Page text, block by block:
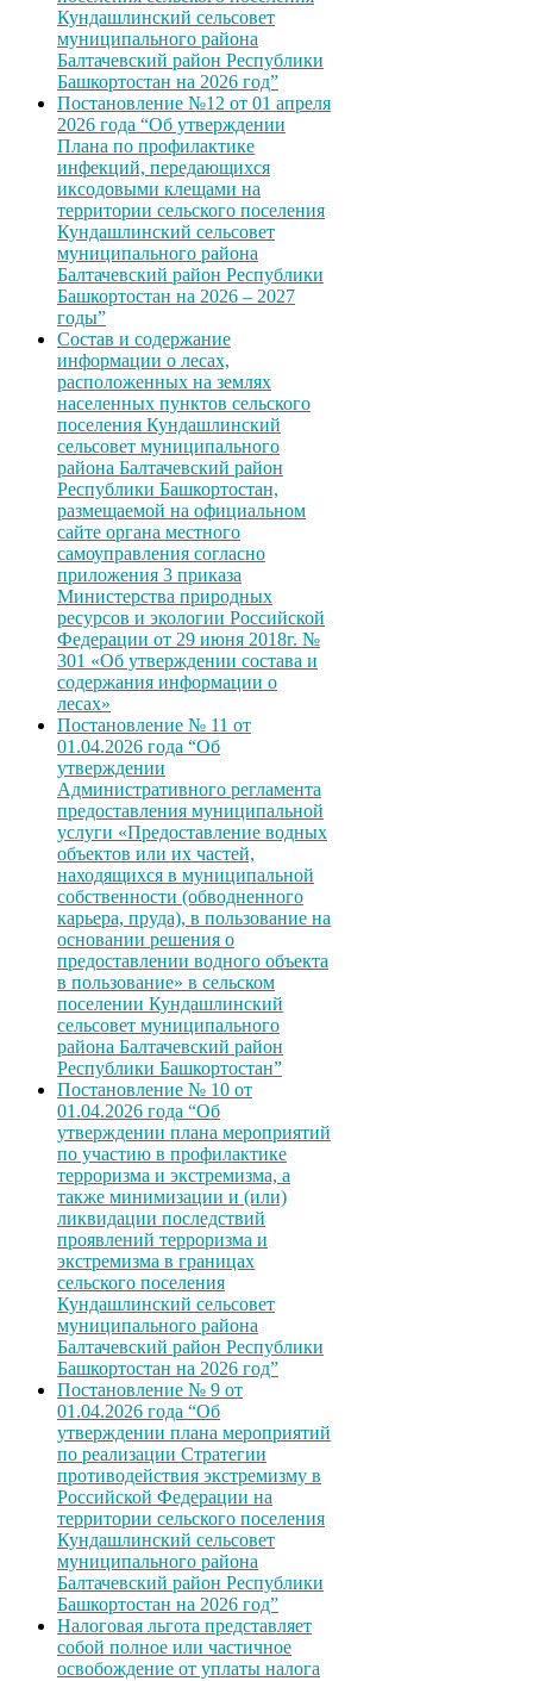
Кундашлинский сельсовет
муниципального района
Балтачевский район Республики
Башкортостан на 2026 год”
Постановление №12 от 01 апреля
2026 года “Об утверждении
Плана по профилактике
инфекций, передающихся
иксодовыми клещами на
территории сельского поселения
Кундашлинский сельсовет
муниципального района
Балтачевский район Республики
Башкортостан на 2026 – 2027
годы”
Состав и содержание
информации о лесах,
расположенных на землях
населенных пунктов сельского
поселения Кундашлинский
сельсовет муниципального
района Балтачевский район
Республики Башкортостан,
размещаемой на официальном
сайте органа местного
самоуправления согласно
приложения 3 приказа
Министерства природных
ресурсов и экологии Российской
Федерации от 29 июня 2018г. №
301 «Об утверждении состава и
содержания информации о
лесах»
Постановление № 11 от
01.04.2026 года “Об
утверждении
Административного регламента
предоставления муниципальной
услуги «Предоставление водных
объектов или их частей,
находящихся в муниципальной
собственности (обводненного
карьера, пруда), в пользование на
основании решения о
предоставлении водного объекта
в пользование» в сельском
поселении Кундашлинский
сельсовет муниципального
района Балтачевский район
Республики Башкортостан”
Постановление № 10 от
01.04.2026 года “Об
утверждении плана мероприятий
по участию в профилактике
терроризма и экстремизма, а
также минимизации и (или)
ликвидации последствий
проявлений терроризма и
экстремизма в границах
сельского поселения
Кундашлинский сельсовет
муниципального района
Балтачевский район Республики
Башкортостан на 2026 год”
Постановление № 9 от
01.04.2026 года “Об
утверждении плана мероприятий
по реализации Стратегии
противодействия экстремизму в
Российской Федерации на
территории сельского поселения
Кундашлинский сельсовет
муниципального района
Балтачевский район Республики
Башкортостан на 2026 год”
Налоговая льгота представляет
собой полное или частичное
освобождение от уплаты налога